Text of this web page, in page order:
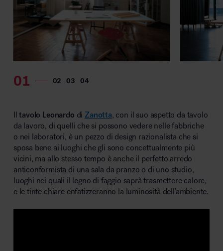
Iltavolo Leonardo di Zanotta, con il suo aspetto da tavolo
da lavoro, di quelli che si possono vedere nelle fabbriche
o nei laboratori, è un pezzo di design razionalista che si
sposa bene ai luoghi che gli sono concettualmente più
vicini, ma allo stesso tempo è anche il perfetto arredo
anticonformista di una sala da pranzo o di uno studio,
luoghi nei quali il legno di faggio saprà trasmettere calore,
e le tinte chiare enfatizzeranno la luminosità dell’ambiente.